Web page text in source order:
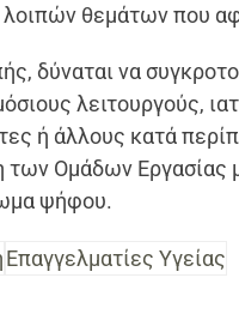
θεμάτων που
δύναται να
λειτουργούς,
ή άλλους κατά
Ομάδων Εργασίας
ψήφου.
Επαγγελματίες Υγείας